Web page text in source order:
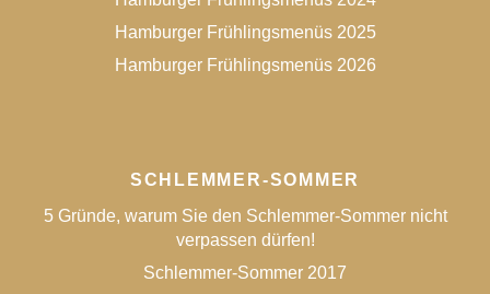
Hamburger Frühlingsmenüs 2025
Hamburger Frühlingsmenüs 2026
SCHLEMMER-SOMMER
5 Gründe, warum Sie den Schlemmer-Sommer nicht
verpassen dürfen!
Schlemmer-Sommer 2017